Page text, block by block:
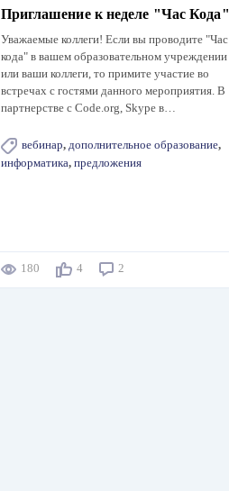
Приглашение к неделе "Час Кода"
Уважаемые коллеги! Если вы проводите "Час
кода" в вашем образовательном учреждении
или ваши коллеги, то примите участие во
встречах с гостями данного мероприятия. В
партнерстве с Code.org, Skype в…
вебинар, дополнительное образование,
информатика, предложения
180 4 2